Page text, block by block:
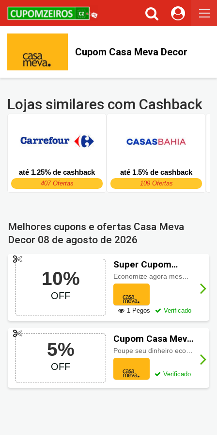
Cupom Casa Meva Decor
Lojas similares com Cashback
até 1.25% de cashback
407 Ofertas
até 1.5% de cashback
109 Ofertas
Melhores cupons e ofertas Casa Meva
Decor 08 de agosto de 2026
10%
OFF
Super Cupom
Casa Meva Decor
com 10% OFF
1 Pegos Verificado
5%
OFF
Cupom Casa Meva
Decor com 5% OFF
Verificado